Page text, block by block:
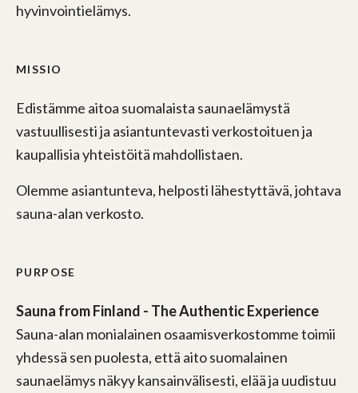
hyvinvointielämys.
MISSIO
Edistämme aitoa suomalaista saunaelämystä
vastuullisesti ja asiantuntevasti verkostoituen ja
kaupallisia yhteistöitä mahdollistaen.
Olemme asiantunteva, helposti lähestyttävä, johtava
sauna-alan verkosto.
PURPOSE
Sauna from Finland - The Authentic Experience
Sauna-alan monialainen osaamisverkostomme toimii
yhdessä sen puolesta, että aito suomalainen
saunaelämys näkyy kansainvälisesti, elää ja uudistuu